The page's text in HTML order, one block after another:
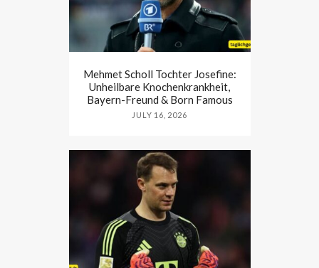
Mehmet Scholl Tochter Josefine:
Unheilbare Knochenkrankheit,
Bayern-Freund & Born Famous
JULY 16, 2026